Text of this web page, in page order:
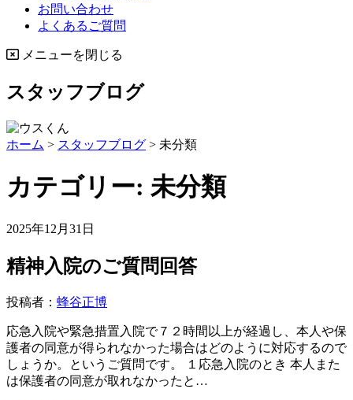
お問い合わせ
よくあるご質問
メニューを閉じる
スタッフブログ
ホーム > スタッフブログ > 未分類
カテゴリー: 未分類
2025年12月31日
精神入院のご質問回答
投稿者： 蜂谷正博
応急入院や緊急措置入院で７２時間以上が経過し、本人や保
護者の同意が得られなかった場合はどのように対応するので
しょうか。というご質問です。 １応急入院のとき 本人また
は保護者の同意が取れなかったと…